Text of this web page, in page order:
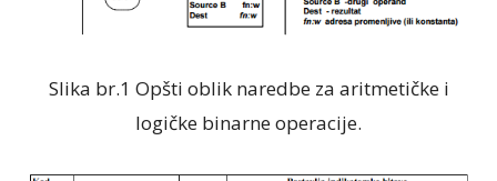
Slika br.1 Opšti oblik naredbe za aritmetičke i
logičke binarne operacije.